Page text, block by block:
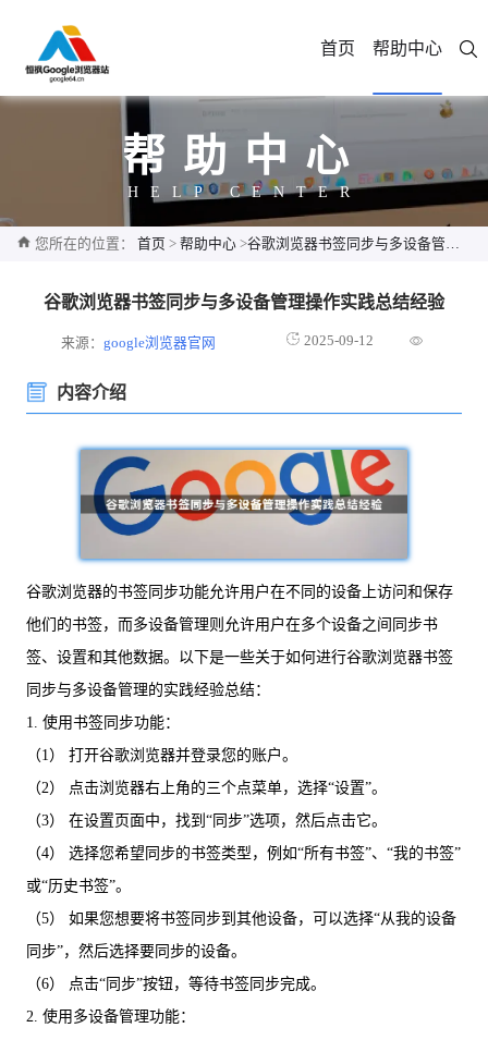
首页 帮助中心
帮助中心
HELP CENTER
您所在的位置： 首页 > 帮助中心 >谷歌浏览器书签同步与多设备管理操作实践总结经验
谷歌浏览器书签同步与多设备管理操作实践总结经验
来源：google浏览器官网 2025-09-12
内容介绍
谷歌浏览器的书签同步功能允许用户在不同的设备上访问和保存
他们的书签，而多设备管理则允许用户在多个设备之间同步书
签、设置和其他数据。以下是一些关于如何进行谷歌浏览器书签
同步与多设备管理的实践经验总结：
1. 使用书签同步功能：
（1） 打开谷歌浏览器并登录您的账户。
（2） 点击浏览器右上角的三个点菜单，选择“设置”。
（3） 在设置页面中，找到“同步”选项，然后点击它。
（4） 选择您希望同步的书签类型，例如“所有书签”、“我的书签”
或“历史书签”。
（5） 如果您想要将书签同步到其他设备，可以选择“从我的设备
同步”，然后选择要同步的设备。
（6） 点击“同步”按钮，等待书签同步完成。
2. 使用多设备管理功能：